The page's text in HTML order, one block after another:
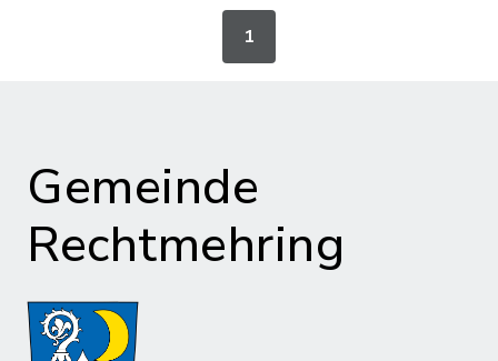
1
Gemeinde
Rechtmehring